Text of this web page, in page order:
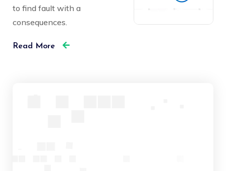
to find fault with a
consequences.
Read More